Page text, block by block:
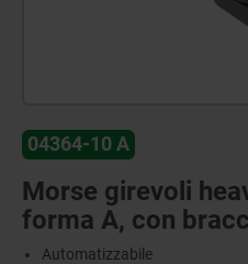
04364-10 A
Morse girevoli
forma A, con
Automatizzabile